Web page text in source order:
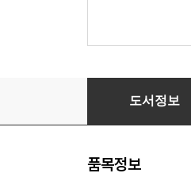
예쁜 손글씨 노트
도서정보
품목정보